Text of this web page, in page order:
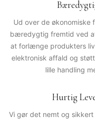
Ud over de økonomiske
bæredygtig fremtid ved
at forlænge produkters
elektronisk affald og
lille handling
Hurtig
Vi gør det nemt og